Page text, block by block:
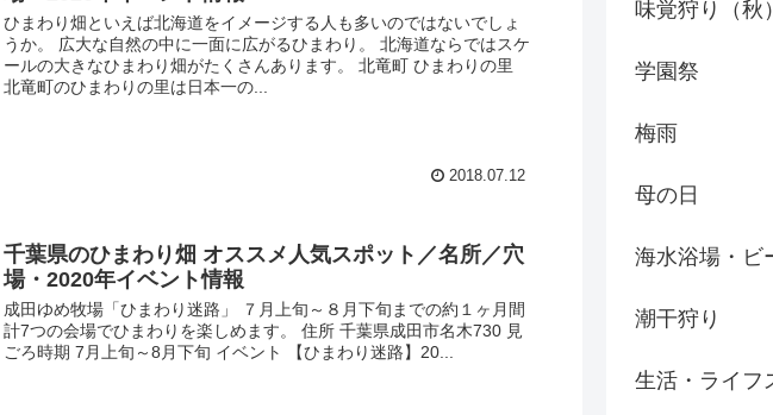
ひまわり畑といえば北海道をイメージする人も多いのではないでしょ
うか。 広大な自然の中に一面に広がるひまわり。 北海道ならではスケ
ールの大きなひまわり畑がたくさんあります。 北竜町 ひまわりの里
北竜町のひまわりの里は日本一の...
2018.07.12
千葉県のひまわり畑 オススメ人気スポット／名所／穴
場・2020年イベント情報
成田ゆめ牧場「ひまわり迷路」 ７月上旬～８月下旬までの約１ヶ月間
計7つの会場でひまわりを楽しめます。 住所 千葉県成田市名木730 見
ごろ時期 7月上旬～8月下旬 イベント 【ひまわり迷路】20...
味覚狩り（秋）
学園祭
梅雨
母の日
海水浴場・ビ
潮干狩り
生活・ライフ